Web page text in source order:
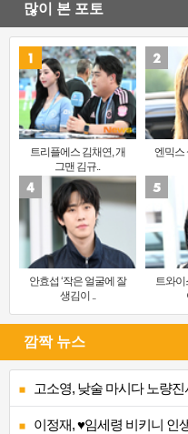
많이 본 포토
트리플에스 김채연, 개
그맨 김규..
엔믹스
안효섭 ‘작은 얼굴에 잘
생김이 ..
트와이
깜짝 뉴스
고소영, 낮술 마시다 노량진
이정재, ♥임세령 비키니 인